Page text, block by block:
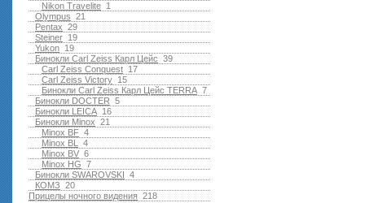
1
Nikon Travelite
21
Olympus
29
Pentax
19
Steiner
19
Yukon
39
Бинокли Carl Zeiss Карл Цейс
17
Carl Zeiss Conquest
15
Carl Zeiss Victory
7
Бинокли Carl Zeiss Карл Цейс TERRA
5
Бинокли DOCTER
16
Бинокли LEICA
21
Бинокли Minox
4
Minox BF
4
Minox BL
6
Minox BV
7
Minox HG
4
Бинокли SWAROVSKI
20
КОМЗ
218
Прицелы ночного видения